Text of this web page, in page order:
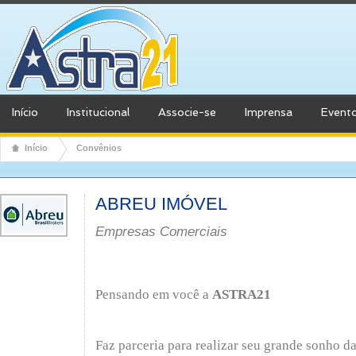
Início Institucional Associe-se Imprensa
Início Convênios
ABREU IMÓVEL
Empresas Comerciais
Pensando em você a ASTRA21
Faz parceria para realizar seu grande sonho